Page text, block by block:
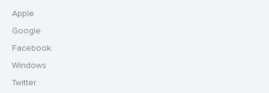
Apple
Google
Facebook
Windows
Twitter